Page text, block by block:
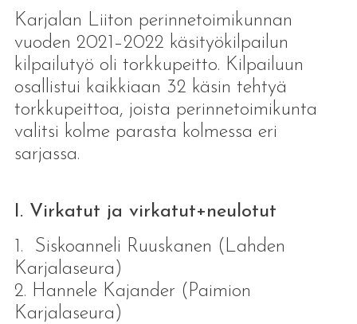
Karjalan Liiton perinnetoimikunnan
vuoden 2021–2022 käsityökilpailun
kilpailutyö oli torkkupeitto. Kilpailuun
osallistui kaikkiaan 32 käsin tehtyä
torkkupeittoa, joista perinnetoimikunta
valitsi kolme parasta kolmessa eri
sarjassa.
I. Virkatut ja virkatut+neulotut
1. Siskoanneli Ruuskanen (Lahden
Karjalaseura)
2. Hannele Kajander (Paimion
Karjalaseura)